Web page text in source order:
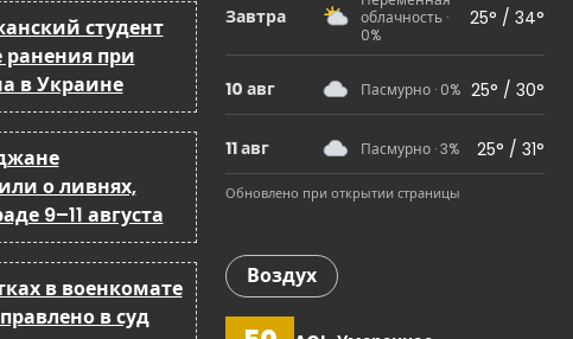
студент
ранения при
в Украине
о ливнях,
9–11 августа
в военкомате
в суд
Завтра
облачность ·
0%
25° / 34°
10 авг Пасмурно · 0% 25° / 30°
11 авг Пасмурно · 3% 25° / 31°
Обновлено при открытии страницы
Воздух